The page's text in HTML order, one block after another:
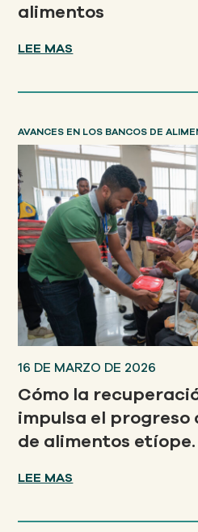
alimentos
LEE MAS
AVANCES EN LOS BANCOS DE
16 DE MARZO DE 2026
Cómo la
impulsa el progreso
de alimentos etíope.
LEE MAS